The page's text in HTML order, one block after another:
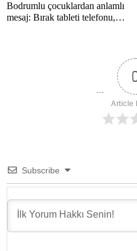
Bodrumlu çocuklardan anlamlı
mesaj: Bırak tableti telefonu,
Article
Subscribe